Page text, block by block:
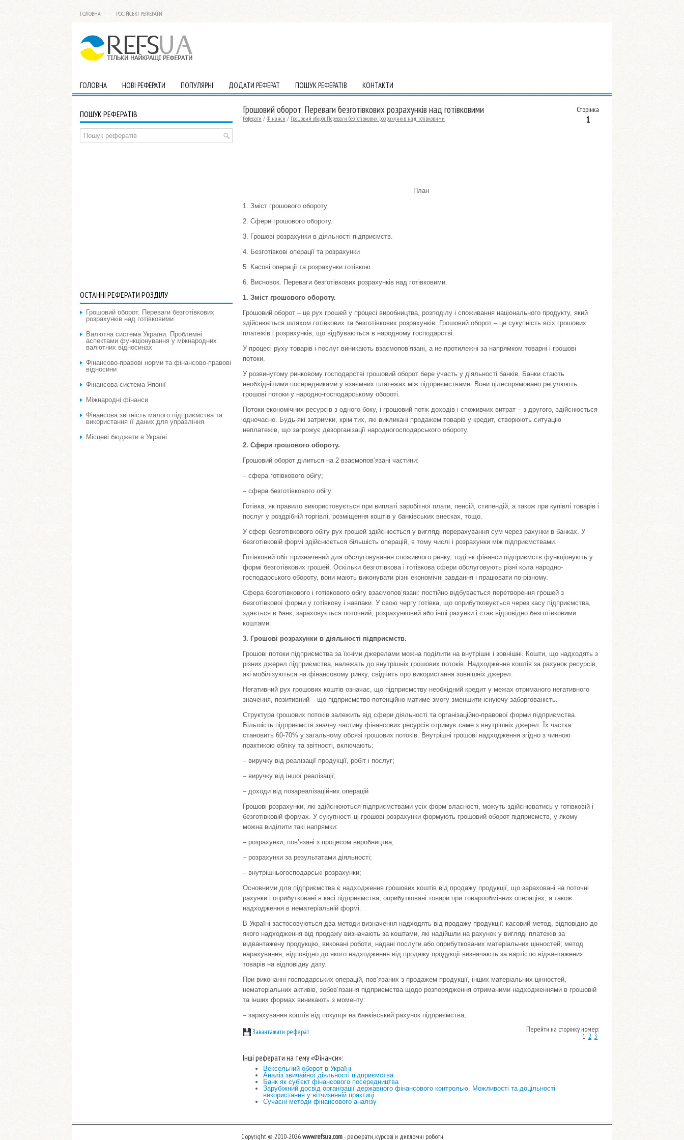
ГОЛОВНА РОСІЙСЬКІ РЕФЕРАТИ
ГОЛОВНА НОВІ РЕФЕРАТИ ПОПУЛЯРНІ ДОДАТИ РЕФЕРАТ ПОШУК РЕФЕРАТІВ КОНТАКТИ
Сторінка
1
Грошовий оборот. Переваги безготівкових розрахунків над готівковими
Реферати / Фінанси / Грошовий оборот. Переваги безготівкових розрахунків над готівковими
План
1. Зміст грошового обороту
2. Сфери грошового обороту.
3. Грошові розрахунки в діяльності підприємств.
4. Безготівкові операції та розрахунки
5. Касові операції та розрахунки готівкою.
6. Висновок. Переваги безготівкових розрахунків над готівковими.
1. Зміст грошового обороту.
Грошовий оборот – це рух грошей у процесі виробництва, розподілу і споживання національного продукту, який
здійснюється шляхом готівкових та безготівкових розрахунків. Грошовий оборот – це сукупність всіх грошових
платежів і розрахунків, що відбуваються в народному господарстві.
У процесі руху товарів і послуг виникають взаємопов’язані, а не протилежні за напрямком товарні і грошові
потоки.
У розвинутому ринковому господарстві грошовий оборот бере участь у діяльності банків. Банки стають
необхіднішими посередниками у взаємних платежах між підприємствами. Вони цілеспрямовано регулюють
грошові потоки у народно-господарському обороті.
Потоки економічних ресурсів з одного боку, і грошовий потік доходів і споживчих витрат – з другого, здійснюється
одночасно. Будь-які затримки, крім тих, які викликані продажем товарів у кредит, створюють ситуацію
неплатежів, що загрожує дезорганізації народногосподарського обороту.
2. Сфери грошового обороту.
Грошовий оборот ділиться на 2 взаємопов’язані частини:
– сфера готівкового обігу;
– сфера безготівкового обігу.
Готівка, як правило використовується при виплаті заробітної плати, пенсій, стипендій, а також при купівлі товарів і
послуг у роздрібній торгівлі, розміщення коштів у банківських внесках, тощо.
У сфері безготівкового обігу рух грошей здійснюється у вигляді перерахування сум через рахунки в банках. У
безготівковій формі здійснюється більшість операцій, в тому числі і розрахунки між підприємствами.
Готівковий обіг призначений для обслуговування споживчого ринку, тоді як фінанси підприємств функціонують у
формі безготівкових грошей. Оскільки безготівкова і готівкова сфери обслуговують різні кола народно-
господарського обороту, вони мають виконувати різні економічні завдання і працювати по-різному.
Сфера безготівкового і готівкового обігу взаємопов’язані: постійно відбувається перетворення грошей з
безготівкової форми у готівкову і навпаки. У свою чергу готівка, що оприбутковується через касу підприємства,
здається в банк, зараховується поточний, розрахунковий або інші рахунки і стає відповідно безготівковими
коштами.
3. Грошові розрахунки в діяльності підприємств.
Грошові потоки підприємства за їхніми джерелами можна поділити на внутрішні і зовнішні. Кошти, що надходять з
різних джерел підприємства, належать до внутрішніх грошових потоків. Надходження коштів за рахунок ресурсів,
які мобілізуються на фінансовому ринку, свідчить про використання зовнішніх джерел.
Негативний рух грошових коштів означає, що підприємству необхідний кредит у межах отриманого негативного
значення, позитивний – що підприємство потенційно матиме змогу зменшити існуючу заборгованість.
Структура грошових потоків залежить від сфери діяльності та організаційно-правової форми підприємства.
Більшість підприємств значну частину фінансових ресурсів отримує саме з внутрішніх джерел. Їх частка
становить 60-70% у загальному обсязі грошових потоків. Внутрішні грошові надходження згідно з чинною
практикою обліку та звітності, включають:
– виручку від реалізації продукції, робіт і послуг;
– виручку від іншої реалізації;
– доходи від позареалізаційних операцій
Грошові розрахунки, які здійснюються підприємствами усіх форм власності, можуть здійснюватись у готівковій і
безготівковій формах. У сукупності ці грошові розрахунки формують грошовий оборот підприємств, у якому
можна виділити такі напрямки:
– розрахунки, пов’язані з процесом виробництва;
– розрахунки за результатами діяльності;
– внутрішньогосподарські розрахунки;
Основними для підприємства є надходження грошових коштів від продажу продукції, що зараховані на поточні
рахунки і оприбутковані в касі підприємства, оприбутковані товари при товарообмінних операціях, а також
надходження в нематеріальній формі.
В Україні застосовуються два методи визначення надходять від продажу продукції: касовий метод, відповідно до
якого надходження від продажу визначають за коштами, які надійшли на рахунок у вигляді платежів за
відвантажену продукцію, виконані роботи, надані послуги або оприбуткованих матеріальних цінностей; метод
нарахування, відповідно до якого надходження від продажу продукції визначають за вартістю відвантажених
товарів на відповідну дату.
При виконанні господарських операцій, пов’язаних з продажем продукції, інших матеріальних цінностей,
нематеріальних активів, зобов’язання підприємства щодо розпорядження отриманими надходженнями в грошовій
та інших формах виникають з моменту:
– зарахування коштів від покупця на банківський рахунок підприємства;
Завантажити реферат Перейти на сторінку номер:
1 2 3
Інші реферати на тему «Фінанси»:
Вексельний оборот в Україні
Аналіз звичайної діяльності підприємства
Банк як суб'єкт фінансового посередництва
Зарубіжний досвід організації державного фінансового контролью. Можливості та доцільності
використання у вітчизняній практиці
Сучасні методи фінансового аналізу
ПОШУК РЕФЕРАТІВ
ОСТАННІ РЕФЕРАТИ РОЗДІЛУ
Грошовий оборот. Переваги безготівкових
розрахунків над готівковими
Валютна система України. Проблемні
аспектами функціонування у міжнародних
валютних відносинах
Фінансово-правові норми та фінансово-правові
відносини
Фінансова система Японії
Міжнародні фінанси
Фінансова звітність малого підприємства та
використання її даних для управління
Місцеві бюджети в Україні
Copyright © 2010-2026www.refsua.com- реферати, курсові и дипломні роботи